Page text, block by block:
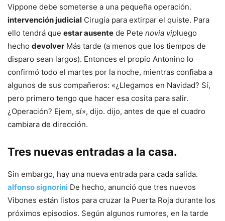
Vippone debe someterse a una pequeña operación.
intervención judicial Cirugía para extirpar el quiste. Para
ello tendrá que estar ausente de Pete novia vipluego
hecho devolver Más tarde (a menos que los tiempos de
disparo sean largos). Entonces el propio Antonino lo
confirmó todo el martes por la noche, mientras confiaba a
algunos de sus compañeros: «¿Llegamos en Navidad? Sí,
pero primero tengo que hacer esa cosita para salir.
¿Operación? Ejem, sí», dijo. dijo, antes de que el cuadro
cambiara de dirección.
Tres nuevas entradas a la casa.
Sin embargo, hay una nueva entrada para cada salida.
alfonso signorini De hecho, anunció que tres nuevos
Vibones están listos para cruzar la Puerta Roja durante los
próximos episodios. Según algunos rumores, en la tarde